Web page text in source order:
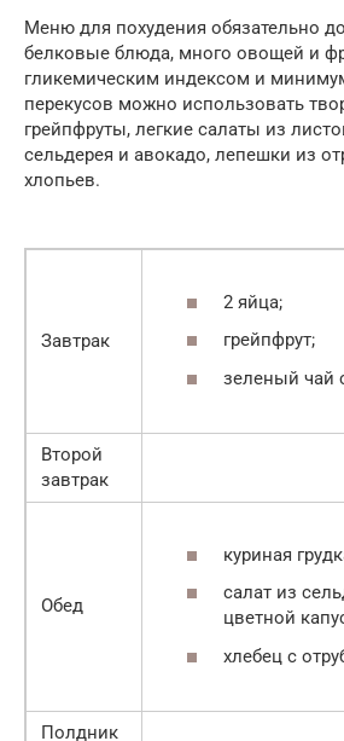
Меню для похудения обязательно
белковые блюда, много овощей и
гликемическим индексом и
перекусов можно использовать
грейпфруты, легкие салаты из
сельдерея и авокадо, лепешки из
хлопьев.
Завтрак
2 яйца;
грейпфрут;
зеленый чай
Второй
завтрак
Обед
куриная
салат из
цветной
хлебец с
Полдник